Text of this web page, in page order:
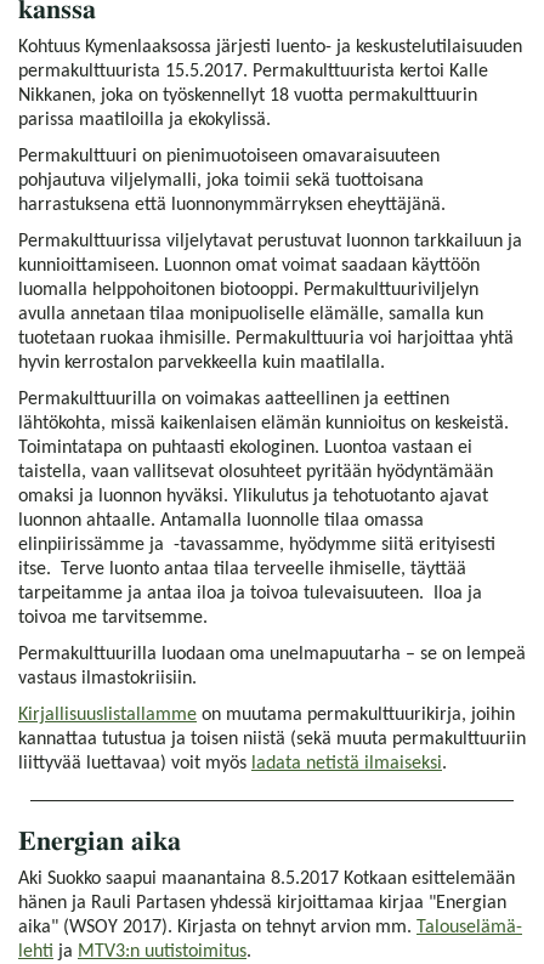
kanssa
Kohtuus Kymenlaaksossa järjesti luento- ja keskustelutilaisuuden
permakulttuurista 15.5.2017. Permakulttuurista kertoi Kalle
Nikkanen, joka on työskennellyt 18 vuotta permakulttuurin
parissa maatiloilla ja ekokylissä.
Permakulttuuri on pienimuotoiseen omavaraisuuteen
pohjautuva viljelymalli, joka toimii sekä tuottoisana
harrastuksena että luonnonymmärryksen eheyttäjänä.
Permakulttuurissa viljelytavat perustuvat luonnon tarkkailuun ja
kunnioittamiseen. Luonnon omat voimat saadaan käyttöön
luomalla helppohoitonen biotooppi. Permakulttuuriviljelyn
avulla annetaan tilaa monipuoliselle elämälle, samalla kun
tuotetaan ruokaa ihmisille. Permakulttuuria voi harjoittaa yhtä
hyvin kerrostalon parvekkeella kuin maatilalla.
Permakulttuurilla on voimakas aatteellinen ja eettinen
lähtökohta, missä kaikenlaisen elämän kunnioitus on keskeistä.
Toimintatapa on puhtaasti ekologinen. Luontoa vastaan ei
taistella, vaan vallitsevat olosuhteet pyritään hyödyntämään
omaksi ja luonnon hyväksi. Ylikulutus ja tehotuotanto ajavat
luonnon ahtaalle. Antamalla luonnolle tilaa omassa
elinpiirissämme ja -tavassamme, hyödymme siitä erityisesti
itse. Terve luonto antaa tilaa terveelle ihmiselle, täyttää
tarpeitamme ja antaa iloa ja toivoa tulevaisuuteen. Iloa ja
toivoa me tarvitsemme.
Permakulttuurilla luodaan oma unelmapuutarha – se on lempeä
vastaus ilmastokriisiin.
Kirjallisuuslistallamme on muutama permakulttuurikirja, joihin
kannattaa tutustua ja toisen niistä (sekä muuta permakulttuuriin
liittyvää luettavaa) voit myös ladata netistä ilmaiseksi.
Energian aika
Aki Suokko saapui maanantaina 8.5.2017 Kotkaan esittelemään
hänen ja Rauli Partasen yhdessä kirjoittamaa kirjaa "Energian
aika" (WSOY 2017). Kirjasta on tehnyt arvion mm.
Talouselämä-
lehti ja MTV3:n uutistoimitus.